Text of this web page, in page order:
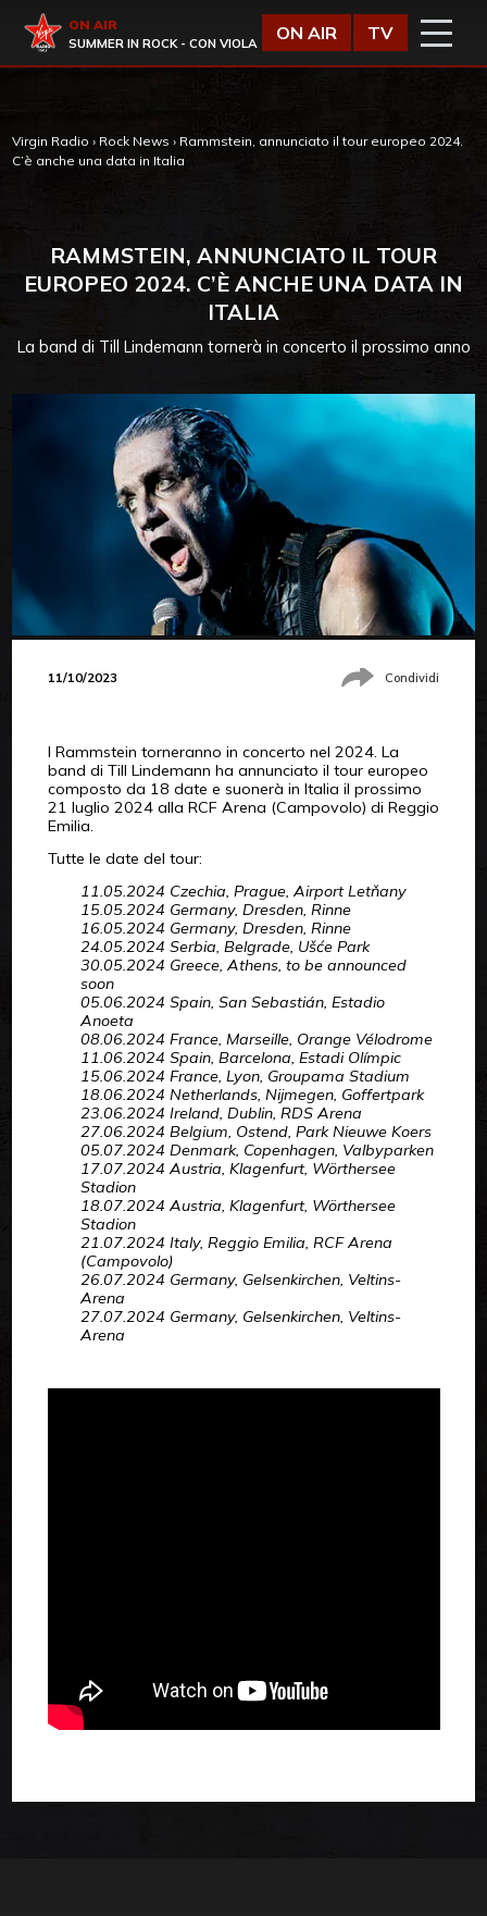
Virgin Radio
ON AIR
SUMMER IN ROCK - CON VIOLA
ON AIR TV
Virgin Radio › Rock News › Rammstein, annunciato il tour europeo 2024.
C’è anche una data in Italia
RAMMSTEIN, ANNUNCIATO IL TOUR
EUROPEO 2024. C’È ANCHE UNA DATA IN
ITALIA
La band di Till Lindemann tornerà in concerto il prossimo anno
11/10/2023 Condividi
I Rammstein torneranno in concerto nel 2024. La
band di Till Lindemann ha annunciato il tour europeo
composto da 18 date e suonerà in Italia il prossimo
21 luglio 2024 alla RCF Arena (Campovolo) di Reggio
Emilia.
Tutte le date del tour:
11.05.2024 Czechia, Prague, Airport Letňany
15.05.2024 Germany, Dresden, Rinne
16.05.2024 Germany, Dresden, Rinne
24.05.2024 Serbia, Belgrade, Ušće Park
30.05.2024 Greece, Athens, to be announced
soon
05.06.2024 Spain, San Sebastián, Estadio
Anoeta
08.06.2024 France, Marseille, Orange Vélodrome
11.06.2024 Spain, Barcelona, Estadi Olímpic
15.06.2024 France, Lyon, Groupama Stadium
18.06.2024 Netherlands, Nijmegen, Goffertpark
23.06.2024 Ireland, Dublin, RDS Arena
27.06.2024 Belgium, Ostend, Park Nieuwe Koers
05.07.2024 Denmark, Copenhagen, Valbyparken
17.07.2024 Austria, Klagenfurt, Wörthersee
Stadion
18.07.2024 Austria, Klagenfurt, Wörthersee
Stadion
21.07.2024 Italy, Reggio Emilia, RCF Arena
(Campovolo)
26.07.2024 Germany, Gelsenkirchen, Veltins-
Arena
27.07.2024 Germany, Gelsenkirchen, Veltins-
Arena